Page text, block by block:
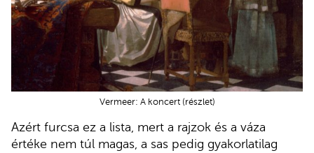
Vermeer: A koncert (részlet)
Azért furcsa ez a lista, mert a rajzok és a váza
értéke nem túl magas, a sas pedig gyakorlatilag